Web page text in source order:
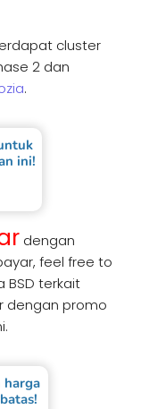
cluster
2 dan
.
ini!
dengan
feel free to
BSD terkait
dengan promo
harga